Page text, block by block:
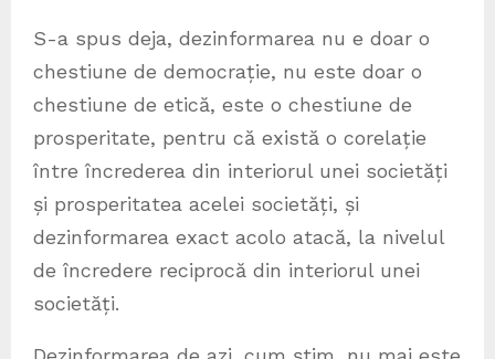
S-a spus deja, dezinformarea nu e doar o
chestiune de democrație, nu este doar o
chestiune de etică, este o chestiune de
prosperitate, pentru că există o corelație
între încrederea din interiorul unei societăți
și prosperitatea acelei societăți, și
dezinformarea exact acolo atacă, la nivelul
de încredere reciprocă din interiorul unei
societăți.